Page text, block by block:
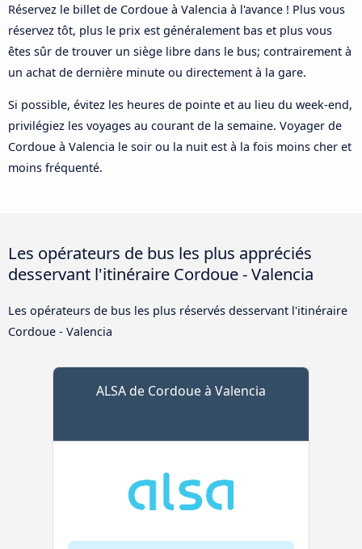
Réservez le billet de Cordoue à Valencia à l'avance ! Plus vous
réservez tôt, plus le prix est généralement bas et plus vous
êtes sûr de trouver un siège libre dans le bus; contrairement à
un achat de dernière minute ou directement à la gare.
Si possible, évitez les heures de pointe et au lieu du week-end,
privilégiez les voyages au courant de la semaine. Voyager de
Cordoue à Valencia le soir ou la nuit est à la fois moins cher et
moins fréquenté.
Les opérateurs de bus les plus appréciés
desservant l'itinéraire Cordoue - Valencia
Les opérateurs de bus les plus réservés desservant l'itinéraire
Cordoue - Valencia
ALSA de Cordoue à Valencia